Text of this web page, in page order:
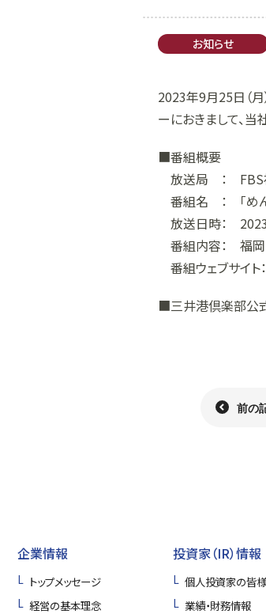
お知らせ
2023年9月25日（月
ーにおきまして、
■番組概要
放送局 ： FBS
番組名 ： 「めん
放送日時： 2023
番組内容： 福岡
番組ウェブサイト
■三井港倶楽部公
前の
企業情報
トップメッセージ
経営の基本理念
投資家（IR）情報
個人投資家の皆
業績・財務情報